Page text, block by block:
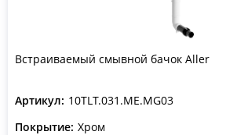
Встраиваемый смывной бачок Aller
Артикул: 10TLT.031.ME.MG03
Покрытие: Хром